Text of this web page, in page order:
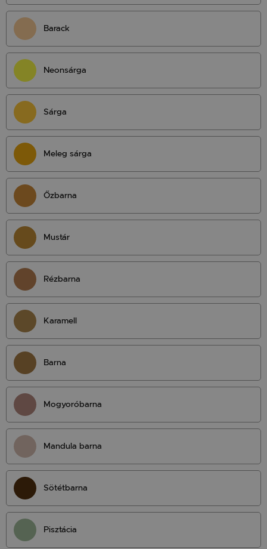
Barack
Neonsárga
Sárga
Meleg sárga
Őzbarna
Mustár
Rézbarna
Karamell
Barna
Mogyoróbarna
Mandula barna
Sötétbarna
Pisztácia